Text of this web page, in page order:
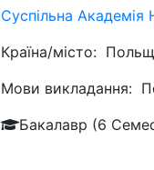
Суспільна Академія
Країна/місто:
Мови викладання:
Бакалавр (6